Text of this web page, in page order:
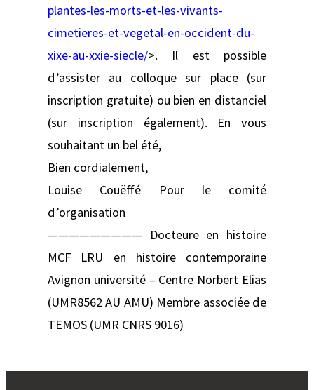
plantes-les-morts-et-les-vivants-
cimetieres-et-vegetal-en-occident-du-
xixe-au-xxie-siecle/>. Il est possible
d’assister au colloque sur place (sur
inscription gratuite) ou bien en distanciel
(sur inscription également). En vous
souhaitant un bel été,
Bien cordialement,
Louise Couëffé Pour le comité
d’organisation
————————— Docteure en histoire
MCF LRU en histoire contemporaine
Avignon université – Centre Norbert Elias
(UMR8562 AU AMU) Membre associée de
TEMOS (UMR CNRS 9016)